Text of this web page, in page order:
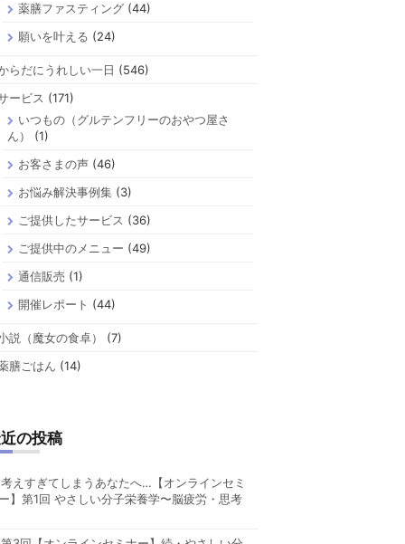
薬膳ファスティング(44)
願いを叶える (24)
らだにうれしい一日 (546)
ービス (171)
いつもの（グルテンフリーのおやつ屋さ
ん）
(1)
お客さまの声(46)
お悩み解決事例集 (3)
ご提供したサービス (36)
ご提供中のメニュー (49)
通信販売 (1)
開催レポート (44)
説（魔女の食卓）
(7)
膳ごはん (14)
の投稿
考えすぎてしまうあなたへ…【オンラインセミ
】第1回 やさしい分子栄養学〜脳疲労・思考